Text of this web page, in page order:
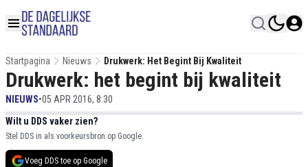
Startpagina Nieuws Drukwerk: Het Begint Bij Kwaliteit
Drukwerk: het begint bij kwaliteit
NIEUWS•05 APR 2016, 8:30
Wilt u DDS vaker zien?
Stel DDS in als voorkeursbron op Google.
Voeg DDS toe op Google